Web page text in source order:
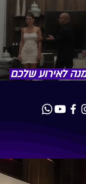
לאירוע שלכם